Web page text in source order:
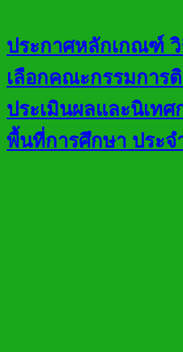
ประกาศหลักเกณฑ์
เลือกคณะกรรมการ
ประเมินผลและนิเทศ
พื้นที่การศึกษา ประจ